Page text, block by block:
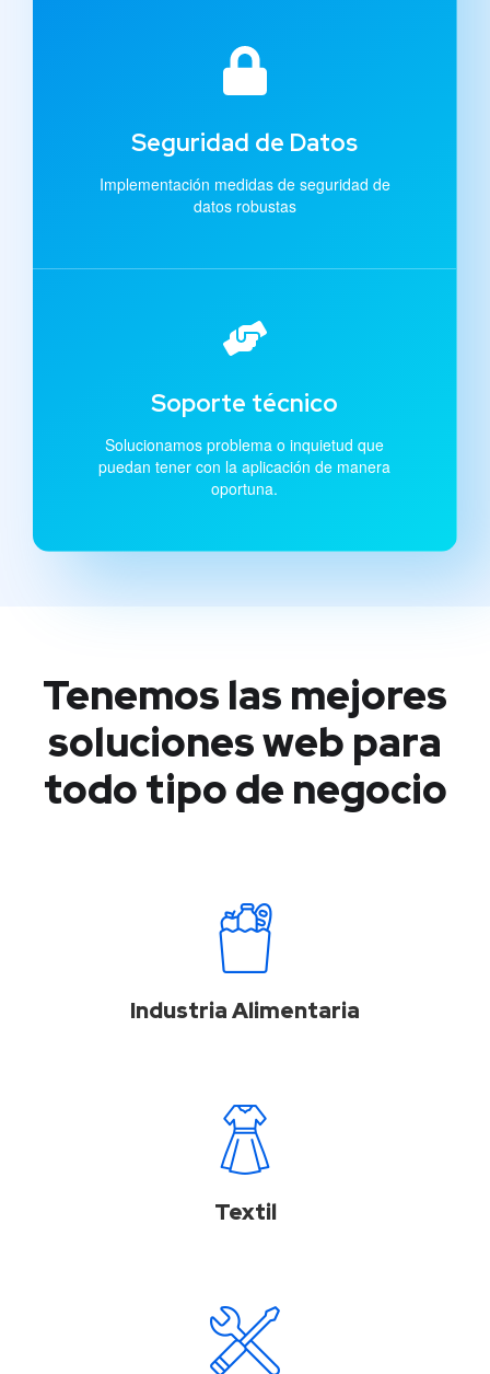
Seguridad de Datos
Implementación medidas de seguridad de
datos robustas
Soporte técnico
Solucionamos problema o inquietud que
puedan tener con la aplicación de manera
oportuna.
Tenemos las mejores
soluciones web para
todo tipo de negocio
Industria Alimentaria
Textil